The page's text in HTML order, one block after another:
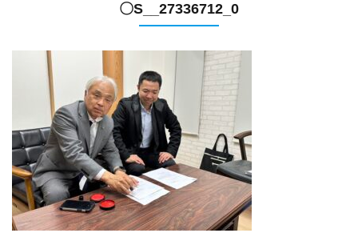
〇S__27336712_0